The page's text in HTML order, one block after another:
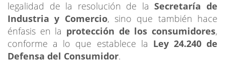
legalidad de la resolución de laSecretaría de
Industria y Comercio, sino que también hace
énfasis en la protección de los consumidores,
conforme a lo que establece la Ley 24.240 de
Defensa del Consumidor.